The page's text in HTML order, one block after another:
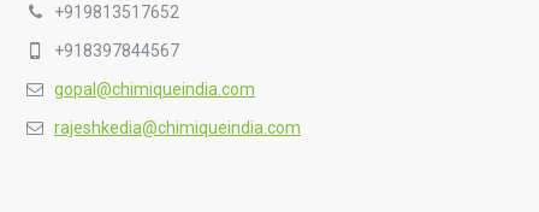
+919813517652
+918397844567
gopal@chimiqueindia.com
rajeshkedia@chimiqueindia.com